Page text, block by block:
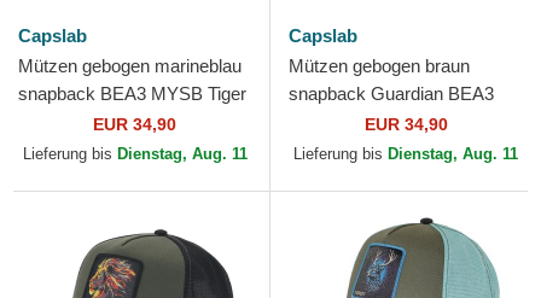
Capslab
Mützen gebogen marineblau
snapback BEA3 MYSB Tiger
Beasts von Capslab
EUR 34,90
Lieferung bis Dienstag, Aug. 11
Capslab
Mützen gebogen braun
snapback Guardian BEA3
LIOB Löwe Beasts von
Capslab
EUR 34,90
Lieferung bis Dienstag, Aug. 11